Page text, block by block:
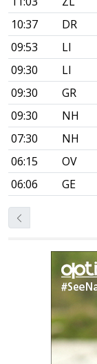
10:37
DR
09:53
LI
09:30
LI
09:30
GR
09:30
NH
07:30
NH
06:15
OV
06:06
GE